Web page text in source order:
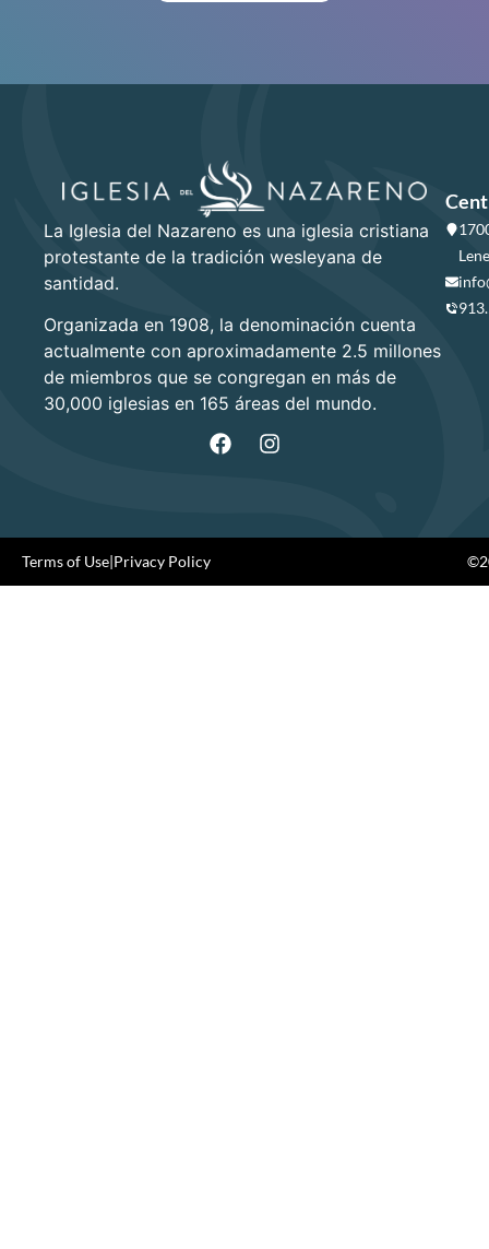
La Iglesia del Nazareno es una iglesia cristiana
protestante de la tradición wesleyana de
santidad.
Organizada en 1908, la denominación cuenta
actualmente con aproximadamente 2.5 millones
de miembros que se congregan en más de
30,000 iglesias en 165 áreas del mundo.
Terms of Use|Privacy Policy